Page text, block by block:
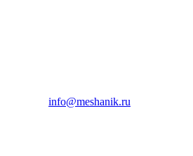
info@meshanik.ru